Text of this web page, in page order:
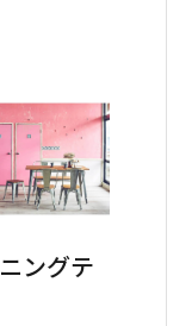
ングテ